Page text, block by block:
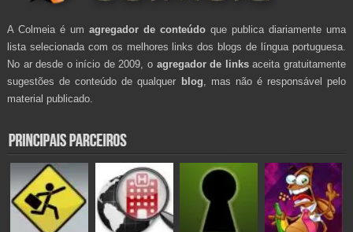
A Colmeia é um agregador de conteúdo que publica diariamente uma
lista selecionada com os melhores links dos blogs de língua portuguesa.
No ar desde o início de 2009, o agregador de linksaceita gratuitamente
sugestões de conteúdo de qualquer blog , mas não é responsável pelo
material publicado.